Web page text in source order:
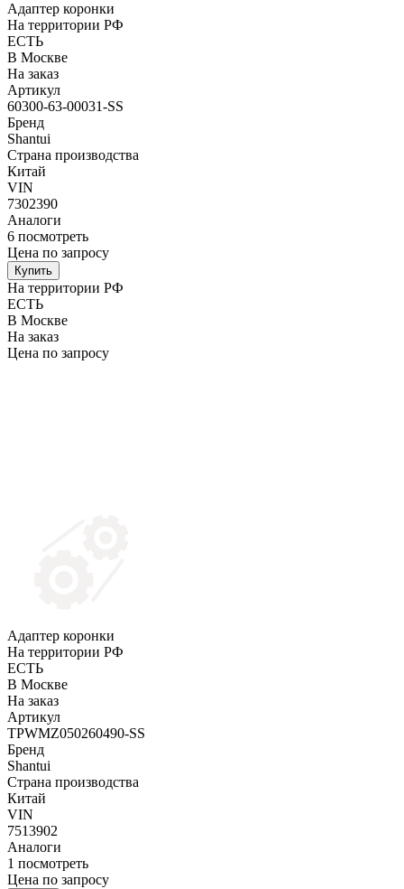
Адаптер коронки
На территории РФ
ЕСТЬ
В Москве
На заказ
Артикул
60300-63-00031-SS
Бренд
Shantui
Страна производства
Китай
VIN
7302390
Аналоги
6 посмотреть
Цена по запросу
Купить
На территории РФ
ЕСТЬ
В Москве
На заказ
Цена по запросу
Адаптер коронки
На территории РФ
ЕСТЬ
В Москве
На заказ
Артикул
TPWMZ050260490-SS
Бренд
Shantui
Страна производства
Китай
VIN
7513902
Аналоги
1 посмотреть
Цена по запросу